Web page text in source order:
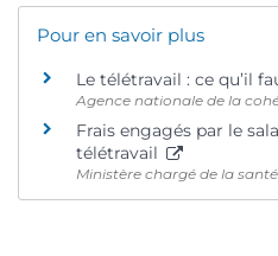
Pour en savoir plus
Le télétravail : ce qu’il
Agence nationale de la
Frais engagés par le
télétravail
Ministère chargé de la santé